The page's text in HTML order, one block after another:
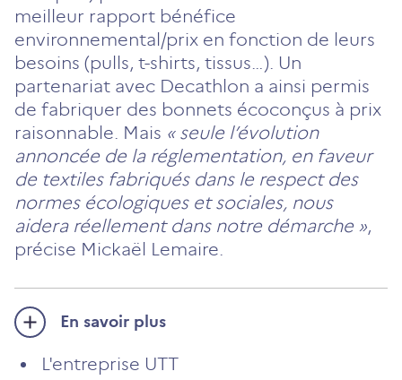
meilleur rapport bénéfice
environnemental/prix en fonction de leurs
besoins (pulls, t-shirts, tissus…). Un
partenariat avec Decathlon a ainsi permis
de fabriquer des bonnets écoconçus à prix
raisonnable. Mais « seule l’évolution
annoncée de la réglementation, en faveur
de textiles fabriqués dans le respect des
normes écologiques et sociales, nous
aidera réellement dans notre démarche »,
précise Mickaël Lemaire.
En savoir plus
L'entreprise UTT